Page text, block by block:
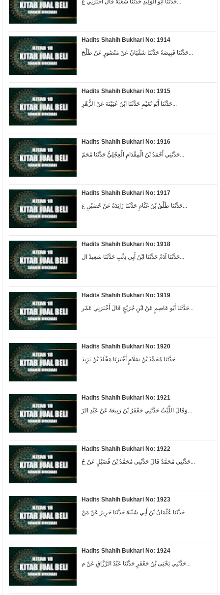
حَدَّثَنَا أَبُو الْوَلِيدِ حَدَّثَنَا شُعْبَةُ قَالَ أَخْبَرَنِي عَ...
Hadits Shahih Bukhari No: 1914
Hadits Shahih Bukhari No: 1915
Hadits Shahih Bukhari No: 1916
حَدَّثَنِي أَحْمَدُ بْنُ الْمِقْدَامِ الْعِجْلِيُّ حَدَّثَنَا مُحَمّ...
Hadits Shahih Bukhari No: 1917
حَدَّثَنَا طَلْقُ بْنُ غَنَّامٍ حَدَّثَنَا زَائِدَةُ عَنْ حُصَيْنٍ ع...
Hadits Shahih Bukhari No: 1918
حَدَّثَنَا آدَمُ حَدَّثَنَا ابْنُ أَبِي ذِئْبٍ حَدَّثَنَا سَعِيدٌ ال...
Hadits Shahih Bukhari No: 1919
حَدَّثَنَا أَبُو عَاصِمٍ عَنْ ابْنِ جُرَيْجٍ قَالَ أَخْبَرَنِي عَمْر...
Hadits Shahih Bukhari No: 1920
حَدَّثَنَا مُحَمَّدُ بْنُ سَلَامٍ أَخْبَرَنَا مَخْلَدُ بْنُ يَزِيدَ ...
Hadits Shahih Bukhari No: 1921
Hadits Shahih Bukhari No: 1922
Hadits Shahih Bukhari No: 1923
حَدَّثَنَا عُثْمَانُ بْنُ أَبِي شَيْبَةَ حَدَّثَنَا جَرِيرٌ عَنْ مَنْ...
Hadits Shahih Bukhari No: 1924
حَدَّثَنِي يَحْيَى بْنُ جَعْفَرٍ حَدَّثَنَا عَبْدُ الرَّزَّاقِ عَنْ م...